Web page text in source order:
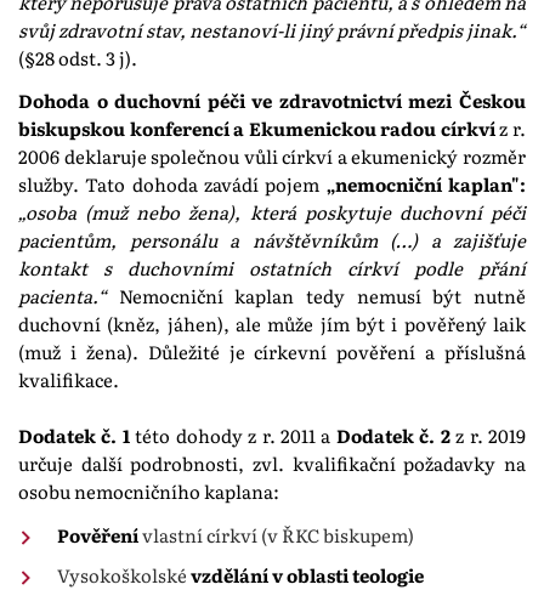
svůj zdravotní stav, nestanoví-li jiný právní předpis jinak.“
(§28 odst. 3 j).
Dohoda o duchovní péči ve zdravotnictví mezi Českou
biskupskou konferencí a Ekumenickou radou církvíz r.
2006 deklaruje společnou vůli církví a ekumenický rozměr
služby. Tato dohoda zavádí pojem „nemocniční kaplan":
„osoba (muž nebo žena), která poskytuje duchovní péči
pacientům, personálu a návštěvníkům (…) a zajišťuje
kontakt s duchovními ostatních církví podle přání
pacienta.“ Nemocniční kaplan tedy nemusí být nutně
duchovní (kněz, jáhen), ale může jím být i pověřený laik
(muž i žena). Důležité je církevní pověření a příslušná
kvalifikace.
Dodatek č. 1této dohody z r. 2011 a Dodatek č. 2z r. 2019
určuje další podrobnosti, zvl. kvalifikační požadavky na
osobu nemocničního kaplana:
Pověřenívlastní církví (v ŘKC biskupem)
Vysokoškolskévzdělání v oblasti teologie